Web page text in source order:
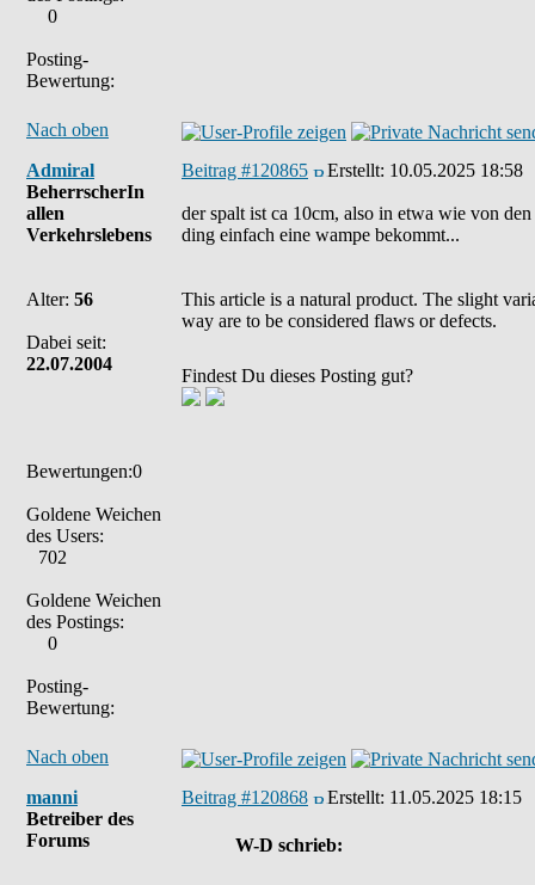
0
Posting-
Bewertung:
Nach oben
Admiral
BeherrscherIn
allen
Verkehrslebens
Alter: 56
Dabei seit:
22.07.2004
Bewertungen:0
Goldene Weichen
des Users:
702
Goldene Weichen
des Postings:
0
Posting-
Bewertung:
Beitrag #120865 Erstellt: 10.05.2025 18:58
der spalt ist ca 10cm, also in etwa wie von
ding einfach eine wampe bekommt...
This article is a natural product. The slight
way are to be considered flaws or defects.
Findest Du dieses Posting gut?
Nach oben
manni
Betreiber des
Forums
Beitrag #120868 Erstellt: 11.05.2025 18:15
W-D schrieb: